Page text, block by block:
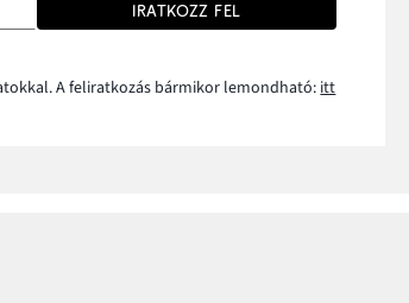
IRATKOZZ FEL
A feliratkozás bármikor lemondható:itt